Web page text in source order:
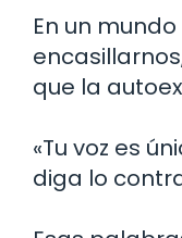
En un
que la
«Tu voz es
diga lo